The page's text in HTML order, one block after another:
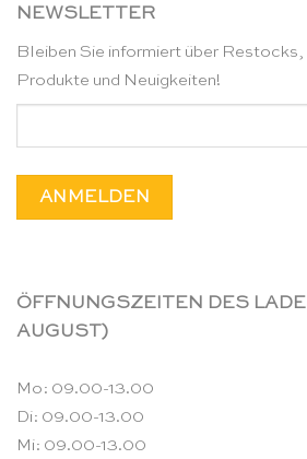
NEWSLETTER
Bleiben Sie informiert über Restocks,
Produkte und Neuigkeiten!
ÖFFNUNGSZEITEN DES
AUGUST)
Mo: 09.00-13.00
Di: 09.00-13.00
Mi: 09.00-13.00